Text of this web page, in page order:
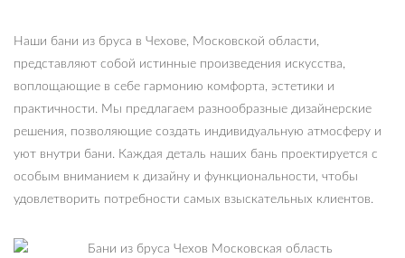
Наши бани из бруса в Чехове, Московской области,
представляют собой истинные произведения искусства,
воплощающие в себе гармонию комфорта, эстетики и
практичности. Мы предлагаем разнообразные дизайнерские
решения, позволяющие создать индивидуальную атмосферу и
уют внутри бани. Каждая деталь наших бань проектируется с
особым вниманием к дизайну и функциональности, чтобы
удовлетворить потребности самых взыскательных клиентов.